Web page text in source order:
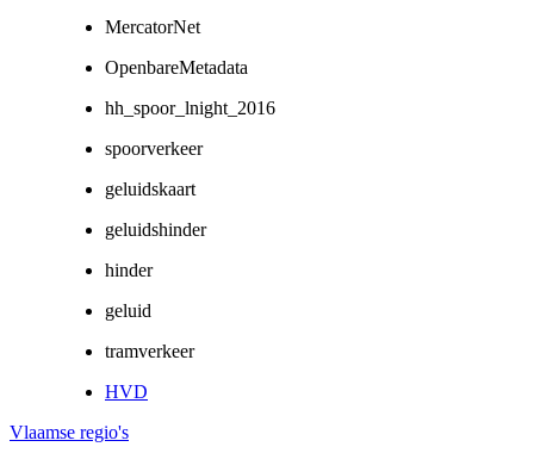
MercatorNet
OpenbareMetadata
hh_spoor_lnight_2016
spoorverkeer
geluidskaart
geluidshinder
hinder
geluid
tramverkeer
HVD
Vlaamse regio's